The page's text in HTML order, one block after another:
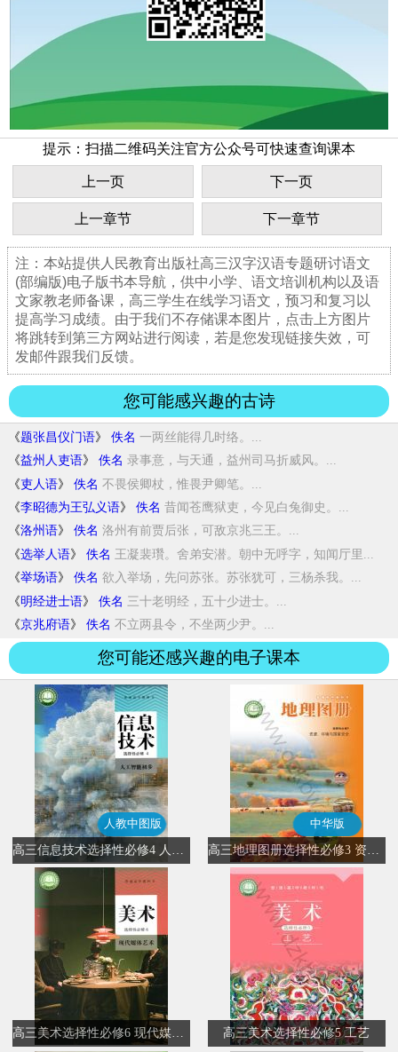
提示：扫描二维码关注官方公众号可快速查询课本
上一页 下一页
上一章节 下一章节
注：本站提供人民教育出版社高三汉字汉语专题研讨语文
(部编版)电子版书本导航，供中小学、语文培训机构以及语
文家教老师备课，高三学生在线学习语文，预习和复习以
提高学习成绩。由于我们不存储课本图片，点击上方图片
将跳转到第三方网站进行阅读，若是您发现链接失效，可
发邮件跟我们反馈。
您可能感兴趣的古诗
《题张昌仪门语》 佚名 一两丝能得几时络。...
《益州人吏语》 佚名 录事意，与天通，益州司马折威风。...
《吏人语》 佚名 不畏侯卿杖，惟畏尹卿笔。...
《李昭德为王弘义语》 佚名 昔闻苍鹰狱吏，今见白兔御史。...
《洛州语》 佚名 洛州有前贾后张，可敌京兆三王。...
《选举人语》 佚名 王凝裴瓚。舍弟安潜。朝中无呼字，知闻厅里...
《举场语》 佚名 欲入举场，先问苏张。苏张犹可，三杨杀我。...
《明经进士语》 佚名 三十老明经，五十少进士。...
《京兆府语》 佚名 不立两县令，不坐两少尹。...
您可能还感兴趣的电子课本
人教中图版
中华版
高三美术选择性必修6 现代媒体艺术 高三美术选择性必修5 工艺